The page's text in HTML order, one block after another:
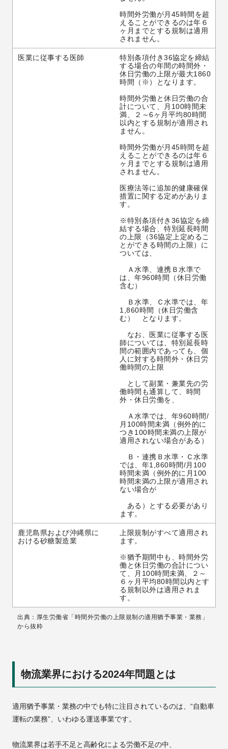
時間外労働が月45時間を超
えることができるのは年６
ヶ月までとする規制は適用
されません。
医業に従事する医師
特別条項付き36協定を締結
する場合の年間の時間外・
休日労働の上限が最大1860
時間（※）となります。
時間外労働と休日労働の合
計について、月100時間未
満、２～6ヶ月平均80時間
以内とする規制が適用され
ません。
時間外労働が月45時間を超
えることができるのは年６
ヶ月までとする規制は適用
されません。
医療法等に追加的健康確保
措置に関する定めがありま
す。
※特別条項付き36協定を締
結する場合、特別延長時間
の上限（36協定上定めるこ
とができる時間の上限）に
ついては、
Ａ水準、連携Ｂ水準で
は、年960時間（休日労働
含む）
Ｂ水準、Ｃ水準では、年
1,860時間（休日労働含
む）　となります。
なお、医業に従事する医
師については、特別延長時
間の範囲内であっても、個
人に対する時間外・休日労
働時間の上限
として副業・兼業先の労
働時間も通算して、時間
外・休日労働を、
Ａ水準では、年960時間/
月100時間未満（例外的に
つき100時間未満の上限が
適用されない場合がある）
Ｂ・連携Ｂ水準・Ｃ水準
では、年1,860時間/月100
時間未満（例外的に月100
時間未満の上限が適用され
ない場合が
ある）とする必要があり
ます。
鹿児島県および沖縄県に
おける砂糖製造業
上限規制がすべて適用され
ます。
※猶予期間中も、時間外労
働と休日労働の合計につい
て、月100時間未満、２～
６ヶ月平均80時間以内とす
る規制以外は適用されま
す。
出典：厚生労働省「時間外労働の上限規制の適用猶予事業・業務」
から抜粋
物流業界における2024年問題とは
適用猶予事業・業務の中でも特に注目されているのは、“自動車
運転の業務”、いわゆる運送事業です。
物流業界は若手不足と高齢化による労働不足の中、